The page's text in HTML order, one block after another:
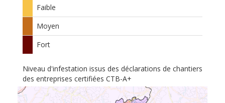
Faible
Moyen
Fort
Niveau d'infestation issus des déclarations de chantiers
des entreprises certifiées CTB-A+